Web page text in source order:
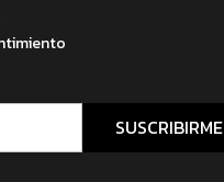
SUSCRIBIRME